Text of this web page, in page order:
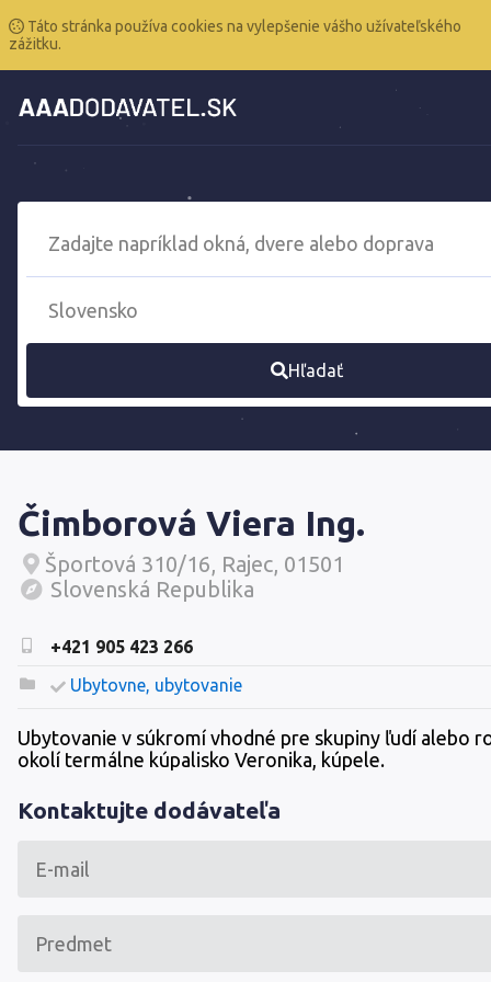
Táto stránka používa cookies na vylepšenie vášho užívateľského
zážitku.
Hľadať
Čimborová Viera Ing.
Športová 310/16, Rajec, 01501
Slovenská Republika
+421 905 423 266
Ubytovne, ubytovanie
Ubytovanie v súkromí vhodné pre skupiny ľudí alebo
okolí termálne kúpalisko Veronika, kúpele.
Kontaktujte dodávateľa